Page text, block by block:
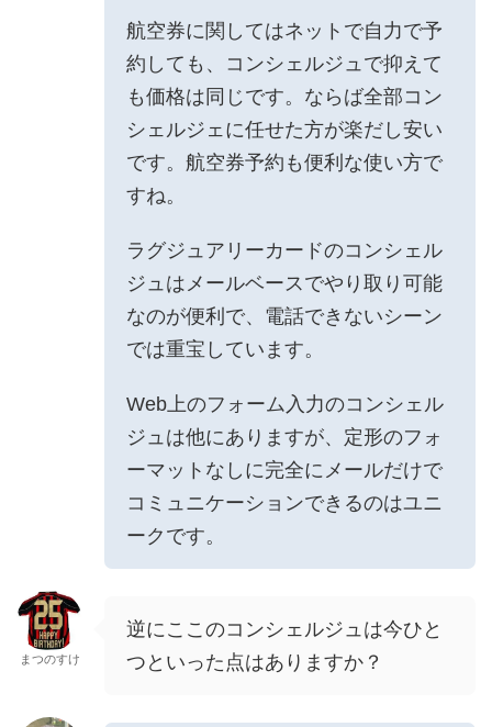
航空券に関してはネットで自力で予
約しても、コンシェルジュで抑えて
も価格は同じです。ならば全部コン
シェルジェに任せた方が楽だし安い
です。航空券予約も便利な使い方で
すね。
ラグジュアリーカードのコンシェル
ジュはメールベースでやり取り可能
なのが便利で、電話できないシーン
では重宝しています。
Web上のフォーム入力のコンシェル
ジュは他にありますが、定形のフォ
ーマットなしに完全にメールだけで
コミュニケーションできるのはユニ
ークです。
まつのすけ
逆にここのコンシェルジュは今ひと
つといった点はありますか？